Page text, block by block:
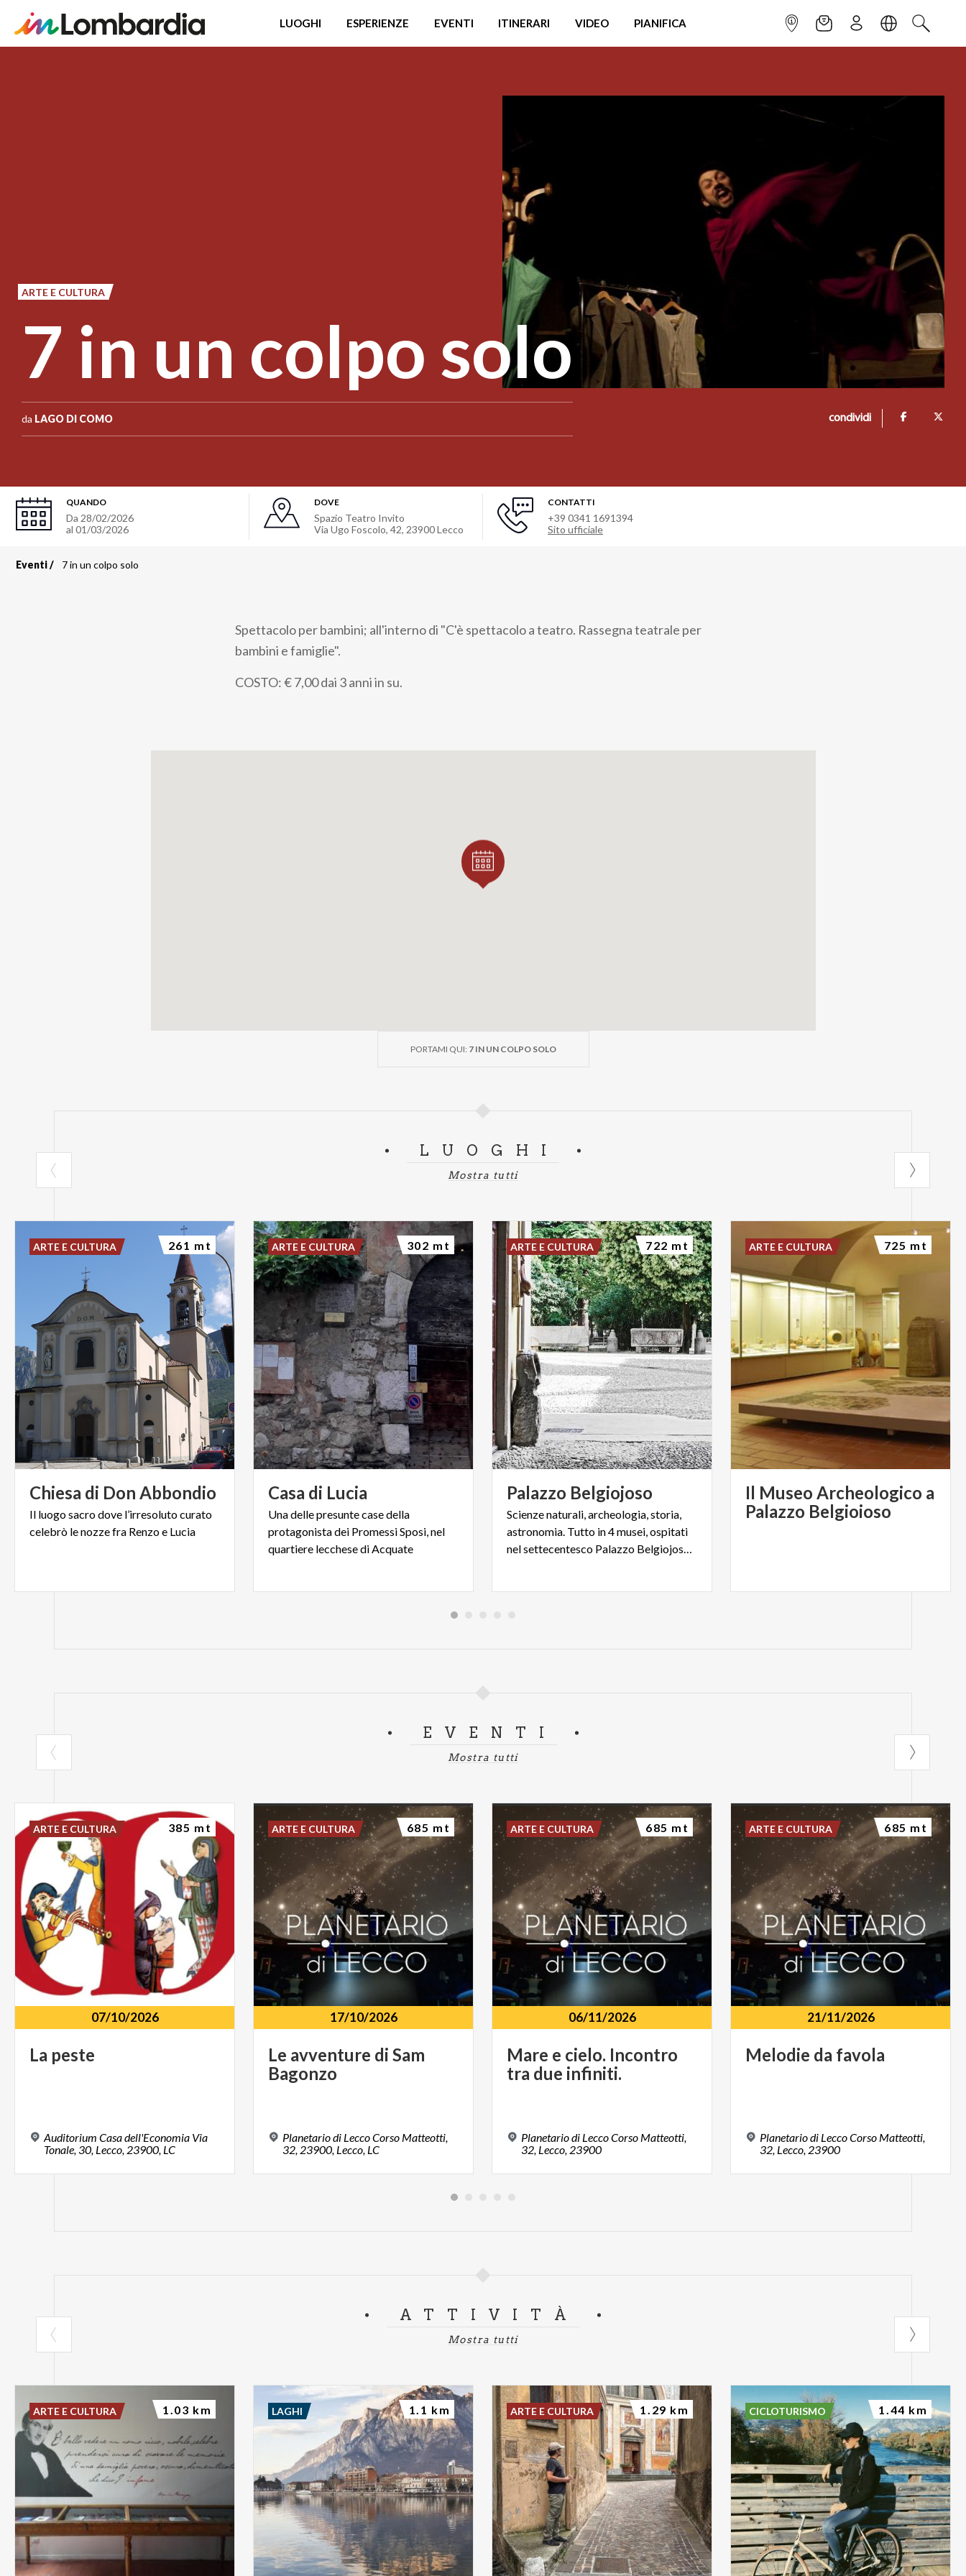
LUOGHI ESPERIENZE EVENTI ITINERARI VIDEO PIANIFICA INFOPOINTNEWSLETTER
ISCRIVITILINGUACERCA
ARTE E CULTURA
7 in un colpo solo
da LAGO DI COMO condividi
QUANDO
Da 28/02/2026
al 01/03/2026
DOVE
Spazio Teatro Invito
Via Ugo Foscolo, 42, 23900Lecco
CONTATTI
+39 0341 1691394
Sito ufficiale
Briciole
Eventi 7 in un colpo solo
Spettacolo per bambini; all'interno di "C'è spettacolo a teatro. Rassegna teatrale per
bambini e famiglie".
COSTO: € 7,00 dai 3 anni in su.
PORTAMI QUI: 7 IN UN COLPO SOLO
LUOGHI
Mostra tutti
Chiesa di Don Abbondio
Il luogosacrodove l’irresolutocurato
celebrò lenozzefra Renzoe Lucia
ARTE E CULTURA 261 mt
Casa di Lucia
Una delle presunte case della
protagonista dei Promessi Sposi, nel
quartiere lecchese di Acquate
ARTE E CULTURA 302 mt
Palazzo Belgiojoso
Scienze naturali, archeologia, storia,
astronomia. Tutto in 4 musei, ospitati
nel settecentesco Palazzo Belgiojoso di Lecco
ARTE E CULTURA 722 mt
Il Museo Archeologico a
Palazzo Belgioioso
ARTE E CULTURA 725 mt
EVENTI
Mostra tutti
07/10/2026
La peste
Auditorium Casa dell'Economia Via
Tonale, 30, Lecco, 23900, LC
ARTE E CULTURA 385 mt
17/10/2026
Le avventure di Sam
Bagonzo
Planetario di Lecco Corso Matteotti,
32, 23900, Lecco, LC
ARTE E CULTURA 685 mt
06/11/2026
Mare e cielo. Incontro
tra due infiniti.
Planetario di Lecco Corso Matteotti,
32, Lecco, 23900
ARTE E CULTURA 685 mt
21/11/2026
Melodie da favola
Planetario di Lecco Corso Matteotti,
32, Lecco, 23900
ARTE E CULTURA 685 mt
ATTIVITÀ
Mostra tutti
ARTE E CULTURA 1.03 km LAGHI 1.1 km ARTE E CULTURA 1.29 km CICLOTURISMO 1.44 km